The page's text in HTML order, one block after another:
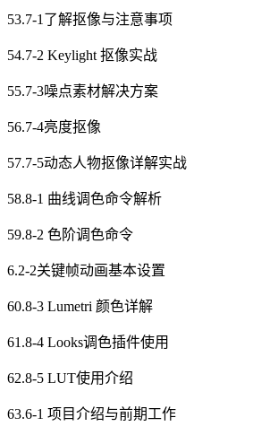
53.7-1了解抠像与注意事项
54.7-2 Keylight 抠像实战
55.7-3噪点素材解决方案
56.7-4亮度抠像
57.7-5动态人物抠像详解实战
58.8-1 曲线调色命令解析
59.8-2 色阶调色命令
6.2-2关键帧动画基本设置
60.8-3 Lumetri 颜色详解
61.8-4 Looks调色插件使用
62.8-5 LUT使用介绍
63.6-1 项目介绍与前期工作